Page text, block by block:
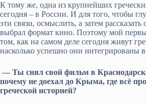
К тому же, одна из крупнейших
сегодня – в России. И для того, чтобы
эти связи, осмыслить, а затем рассказать
выбрал формат кино. Поэтому мой
том, как на самом деле сегодня живут
насколько успешно они интегрированы
— Ты снял свой фильм в
почему не доехал до Крыма, где всё
греческой историей?